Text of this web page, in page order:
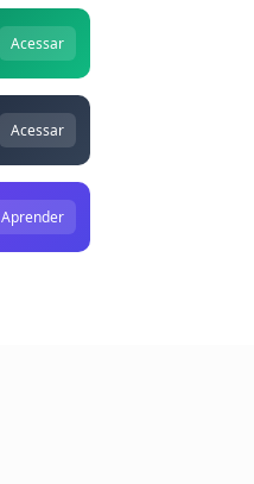
Acessar
Acessar
Aprender